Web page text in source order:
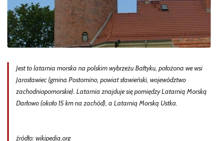
Jest to latarnia morska na polskim wybrzeżu Bałtyku, położona we wsi
Jarosławiec (gmina Postomino, powiat sławieński, województwo
zachodniopomorskie). Latarnia znajduje się pomiędzy Latarnią Morską
Darłowo (około 15 km na zachód), a Latarnią Morską Ustka.
źródło: wikipedia.org